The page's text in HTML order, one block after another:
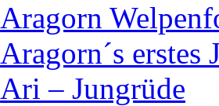
Aragorn
Aragorn´s erstes
Ari – Jungrüde